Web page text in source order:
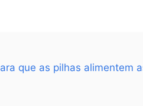
que as pilhas alimentem